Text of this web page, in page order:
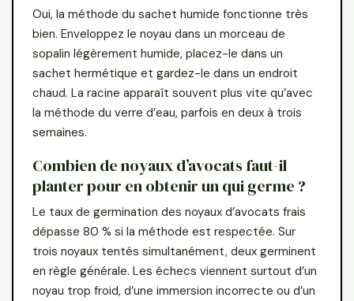
Oui, la méthode du sachet humide fonctionne très
bien. Enveloppez le noyau dans un morceau de
sopalin légèrement humide, placez-le dans un
sachet hermétique et gardez-le dans un endroit
chaud. La racine apparaît souvent plus vite qu’avec
la méthode du verre d’eau, parfois en deux à trois
semaines.
Combien de noyaux d’avocats faut-il
planter pour en obtenir un qui germe ?
Le taux de germination des noyaux d’avocats frais
dépasse 80 % si la méthode est respectée. Sur
trois noyaux tentés simultanément, deux germinent
en règle générale. Les échecs viennent surtout d’un
noyau trop froid, d’une immersion incorrecte ou d’un